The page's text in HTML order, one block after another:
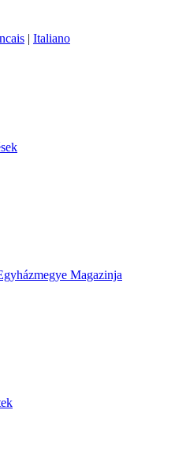
| Italiano
Magazinja